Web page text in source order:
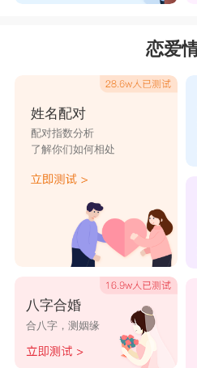
他们在感情中更是备受欢
者，他们能吸引到很多来
极广。狮子座是有专一能
这个福气，他们在遇见能
易变心。不得不说狮子座
座，他们不够果断的个性
摇摆不定，纠结哪一个好
很容易分手，当他们开始
候，就得注意了，因为狮
边人最是明显，当有一天
变对你格外客气的时候，
能和狮子座走长期恋爱路
恋爱
姓名配对
配对指数分析
了解你们如何相处
八字合婚
合八字，测姻缘